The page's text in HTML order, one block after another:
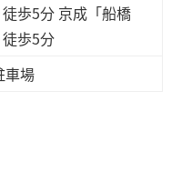
歩5分 京成「船橋
歩5分
車場